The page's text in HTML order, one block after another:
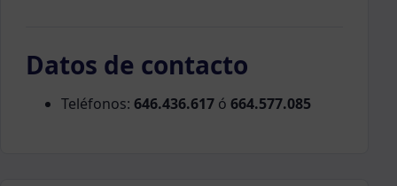
Datos de contacto
Teléfonos: 646.436.617 ó 664.577.085